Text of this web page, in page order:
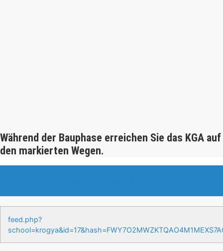
Während der Bauphase erreichen Sie das KGA auf
den markierten Wegen.
feed.php?